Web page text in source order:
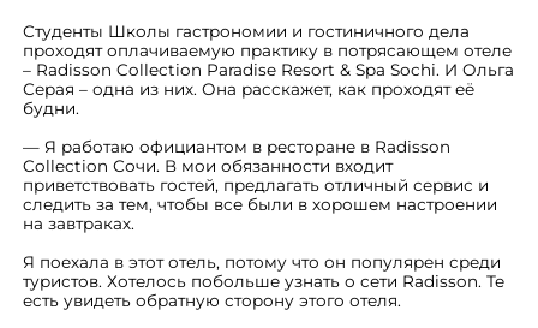
Студенты Школы гастрономии и гостиничного дела
проходят оплачиваемую практику в потрясающем отеле
– Radisson Collection Paradise Resort & Spa Sochi. И Ольга
Серая – одна из них. Она расскажет, как проходят её
будни.
— Я работаю официантом в ресторане в Radisson
Collection Сочи. В мои обязанности входит
приветствовать гостей, предлагать отличный сервис и
следить за тем, чтобы все были в хорошем настроении
на завтраках.
Я поехала в этот отель, потому что он популярен среди
туристов. Хотелось побольше узнать о сети Radisson. Те
есть увидеть обратную сторону этого отеля.